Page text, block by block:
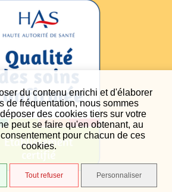
du contenu enrichi et d'élaborer
de fréquentation, nous sommes
des cookies tiers sur votre
peut se faire qu'en obtenant, au
pour chacun de ces
cookies.
Tout refuser Personnaliser